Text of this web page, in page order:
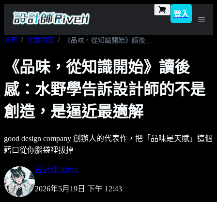
登入
首頁 文章列表 《品味，從知識開始》讀後感：水野學告訴設計師的不是創造，是逼近最適解
《品味，從知識開始》讀後
感：水野學告訴設計師的不是
創造，是逼近最適解
good design company 創辦人的代表作，把「品味是天賦」這個
藉口從你腦袋裡拔掉
設計師 Riven
2026年5月19日 下午 12:43